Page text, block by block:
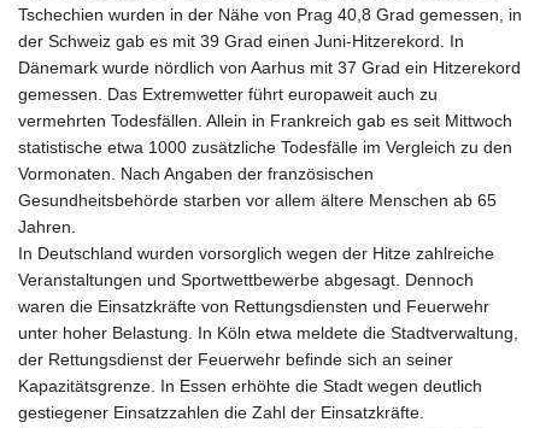
Tschechien wurden in der Nähe von Prag 40,8 Grad gemessen, in
der Schweiz gab es mit 39 Grad einen Juni-Hitzerekord. In
Dänemark wurde nördlich von Aarhus mit 37 Grad ein Hitzerekord
gemessen. Das Extremwetter führt europaweit auch zu
vermehrten Todesfällen. Allein in Frankreich gab es seit Mittwoch
statistische etwa 1000 zusätzliche Todesfälle im Vergleich zu den
Vormonaten. Nach Angaben der französischen
Gesundheitsbehörde starben vor allem ältere Menschen ab 65
Jahren.
In Deutschland wurden vorsorglich wegen der Hitze zahlreiche
Veranstaltungen und Sportwettbewerbe abgesagt. Dennoch
waren die Einsatzkräfte von Rettungsdiensten und Feuerwehr
unter hoher Belastung. In Köln etwa meldete die Stadtverwaltung,
der Rettungsdienst der Feuerwehr befinde sich an seiner
Kapazitätsgrenze. In Essen erhöhte die Stadt wegen deutlich
gestiegener Einsatzzahlen die Zahl der Einsatzkräfte.